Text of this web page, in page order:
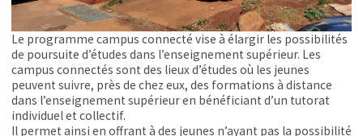
Le programme campus connecté vise à élargir les possibilités
de poursuite d’études dans l’enseignement supérieur. Les
campus connectés sont des lieux d’études où les jeunes
peuvent suivre, près de chez eux, des formations à distance
dans l’enseignement supérieur en bénéficiant d’un tutorat
individuel et collectif.
Il permet ainsi en offrant à des jeunes n’ayant pas la possibilité